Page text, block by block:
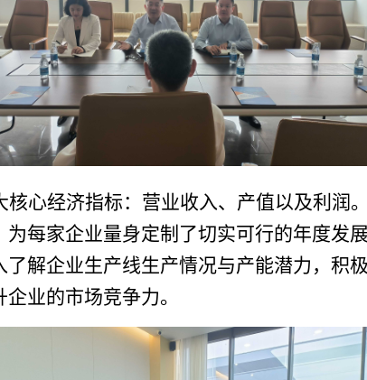
心经济指标：营业收入、产值以及利润
每家企业量身定制了切实可行的年度发
了解企业生产线生产情况与产能潜力 ， 积
业的市场竞争力。